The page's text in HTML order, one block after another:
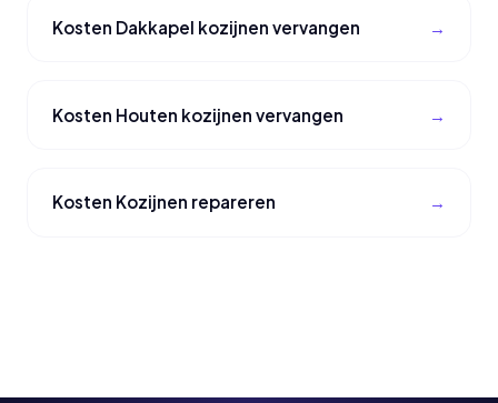
Kosten Dakkapel kozijnen vervangen
Kosten Houten kozijnen vervangen
Kosten Kozijnen repareren